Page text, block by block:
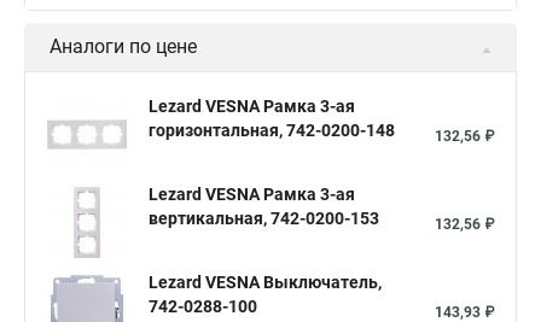
Аналоги по цене
Lezard VESNA Рамка 3-ая
горизонтальная, 742-0200-148
132,56 ₽
Lezard VESNA Рамка 3-ая
вертикальная, 742-0200-153
132,56 ₽
Lezard VESNA Выключатель,
742-0288-100
143,93 ₽